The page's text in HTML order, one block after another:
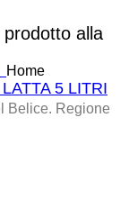
alla
Home
5 LITRI
Belice. Regione